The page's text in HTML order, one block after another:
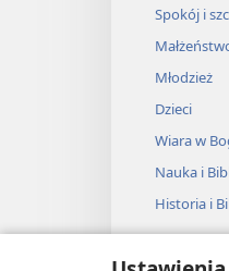
Spokój i
Młodzież
Dzieci
Wiara w
Nauka i
Historia i